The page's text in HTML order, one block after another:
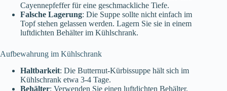
Cayennepfeffer für eine geschmackliche Tiefe.
Falsche Lagerung: Die Suppe sollte nicht einfach im
Topf stehen gelassen werden. Lagern Sie sie in einem
luftdichten Behälter im Kühlschrank.
Aufbewahrung im Kühlschrank
Haltbarkeit: Die Butternut-Kürbissuppe hält sich im
Kühlschrank etwa 3-4 Tage.
Behälter: Verwenden Sie einen luftdichten Behälter,